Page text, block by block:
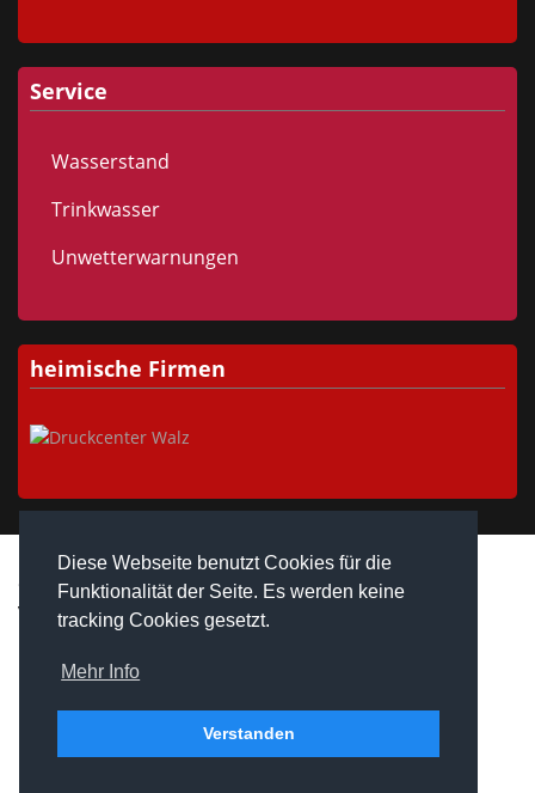
Diese Webseite benutzt Cookies für die
Funktionalität der Seite. Es werden keine
tracking Cookies gesetzt.
Mehr Info
Verstanden
Service
Wasserstand
Trinkwasser
Unwetterwarnungen
heimische Firmen
Copyright © 2026 Westheim / Unterfranken. Alle Rechte
vorbehalten.
Computerservice Steuerwald